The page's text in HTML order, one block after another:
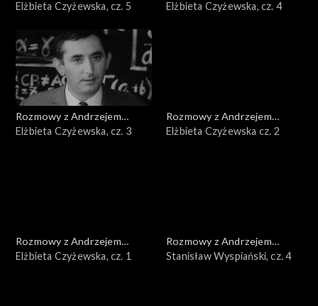
Doboszem
Elżbieta Czyżewska, cz. 5
Doboszem
Elżbieta Czyżewska, cz. 4
Rozmowy z Andrzejem
Doboszem
Elżbieta Czyżewska, cz. 3
Rozmowy z Andrzejem
Doboszem
Elżbieta Czyżewska cz. 2
Rozmowy z Andrzejem
Doboszem
Elżbieta Czyżewska, cz. 1
Rozmowy z Andrzejem
Doboszem
Stanisław Wyspiański, cz. 4